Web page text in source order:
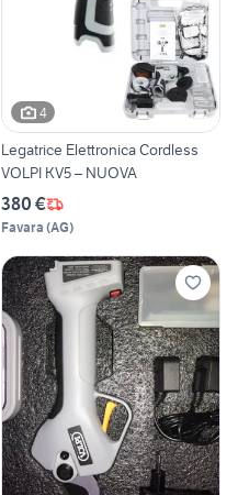
4
Legatrice Elettronica Cordless
VOLPI KV5 – NUOVA
380 €
Favara (AG)